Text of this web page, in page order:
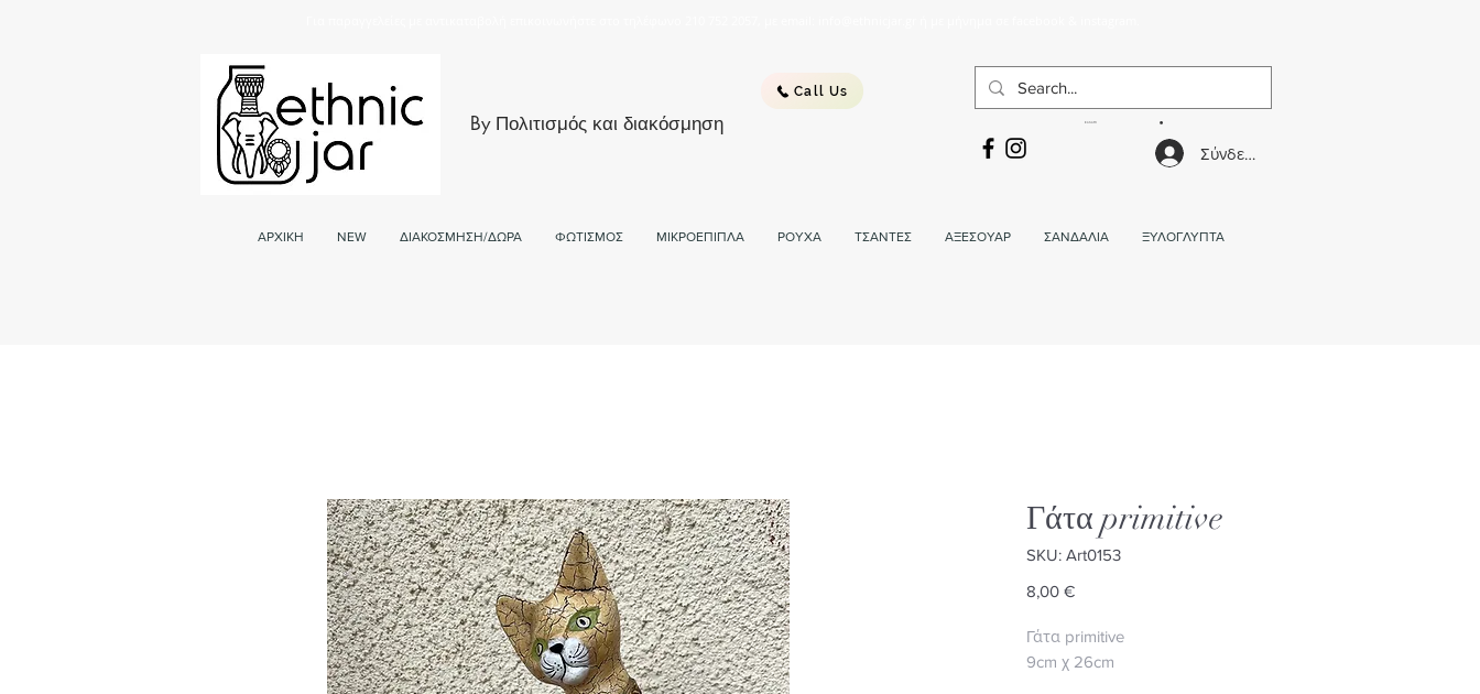
Call Us
By Πολιτισμός και διακόσμηση
Σύνδεση
ΑΡΧΙΚΗ NEW ΔΙΑΚΟΣΜΗΣΗ/ΔΩΡΑ ΦΩΤΙΣΜΟΣ ΜΙΚΡΟΕΠΙΠΛΑ ΡΟΥΧΑ ΤΣΑΝΤΕΣ ΑΞΕΣΟΥΑΡ ΣΑΝΔΑΛΙΑ ΞΥΛΟΓΛΥΠΤΑ
Γάτα primitive
SKU: Αrt0153
8,00 €Τιμή
Γάτα primitive
9cm χ 26cm